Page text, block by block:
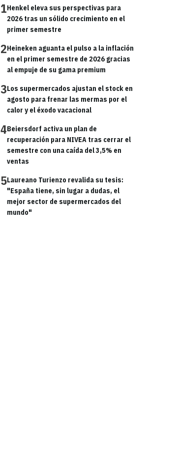
1Henkel eleva sus perspectivas para
2026 tras un sólido crecimiento en el
primer semestre
2Heineken aguanta el pulso a la inflación
en el primer semestre de 2026 gracias
al empuje de su gama premium
3Los supermercados ajustan el stock en
agosto para frenar las mermas por el
calor y el éxodo vacacional
4Beiersdorf activa un plan de
recuperación para NIVEA tras cerrar el
semestre con una caída del 3,5% en
ventas
5Laureano Turienzo revalida su tesis:
"España tiene, sin lugar a dudas, el
mejor sector de supermercados del
mundo"